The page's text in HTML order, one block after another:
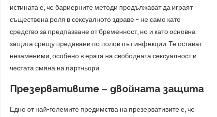
истината е, че бариерните методи продължават да играят
съществена роля в сексуалното здраве – не само като
средство за предпазване от бременност, но и като основна
защита срещу предавани по полов път инфекции. Те остават
незаменими, особено в ерата на свободната сексуалност и
честата смяна на партньори.
Презервативите – двойната защита
Едно от най-големите предимства на презервативите е, че